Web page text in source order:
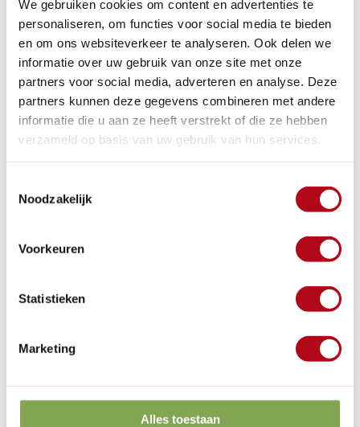
We gebruiken cookies om content en advertenties te
personaliseren, om functies voor social media te bieden
en om ons websiteverkeer te analyseren. Ook delen we
informatie over uw gebruik van onze site met onze
partners voor social media, adverteren en analyse. Deze
partners kunnen deze gegevens combineren met andere
informatie die u aan ze heeft verstrekt of die ze hebben
verzameld op basis van uw gebruik van hun services.
Noodzakelijk
Voorkeuren
Statistieken
Marketing
Alles toestaan
14 April 2022
Wist je dat compost de belangrijkste voedingsbron voor
éigen tuin bevatten belangrijke voedingsstoffen. Jammer
genoeg is er nog te weinig bekend over compost. Zo